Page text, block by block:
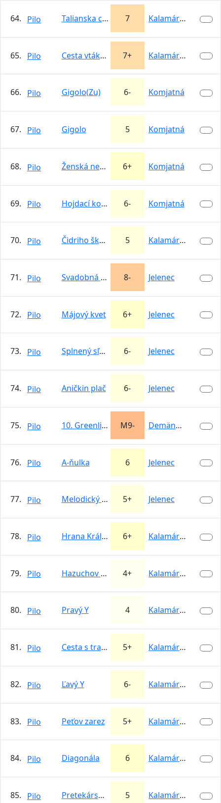
64. Pilo Talianska cesta 7 Kalamárka
65. Pilo Cesta vtákov 7+ Kalamárka
66. Pilo Gigolo(Zu) 6- Komjatná
67. Pilo Gigolo 5 Komjatná
68. Pilo Ženská nemoc 6+ Komjatná
69. Pilo Hojdací koník 6- Komjatná
70. Pilo Čidriho škára 5 Kalamárka
71. Pilo Svadobná cesta 8- Jelenec
72. Pilo Májový kvet 6+ Jelenec
73. Pilo Splnený sľub 6- Jelenec
74. Pilo Aničkin plač 6- Jelenec
75. Pilo 10. Greenline M9- Demänovská…
76. Pilo A-ňulka 6 Jelenec
77. Pilo Melodický death 5+ Jelenec
78. Pilo Hrana Královskej (Prostredny pilier) 6+ Kalamárka
79. Pilo Hazuchov zárez 4+ Kalamárka
80. Pilo Pravý Y 4 Kalamárka
81. Pilo Cesta s traverzom 5+ Kalamárka
82. Pilo Ľavý Y 6- Kalamárka
83. Pilo Peťov zarez 5+ Kalamárka
84. Pilo Diagonála 6 Kalamárka
85. Pilo Pretekárska (Búrková) 5 Kalamárka